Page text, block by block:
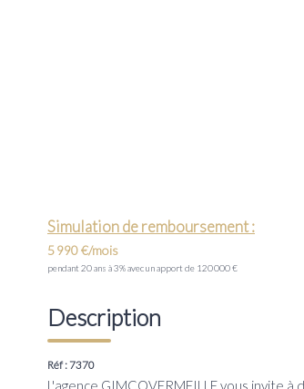
Simulation de remboursement :
5 990 €/mois
pendant 20 ans à 3% avec un apport de 120 000 €
Description
Réf : 7370
L'agence GIMCOVERMEILLE vous invite